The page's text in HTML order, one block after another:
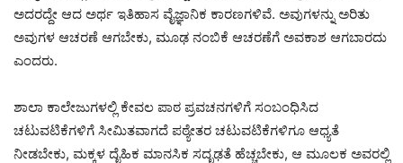
ಅದರದ್ದೇ ಆದ ಅರ್ಥ ಇತಿಹಾಸ ವೈಜ್ಞಾನಿಕ ಕಾರಣಗಳಿವೆ. ಅವುಗಳನ್ನು ಅರಿತು
ಅವುಗಳ ಆಚರಣೆ ಆಗಬೇಕು, ಮೂಢ ನಂಬಿಕೆ ಆಚರಣೆಗೆ ಅವಕಾಶ ಆಗಬಾರದು
ಎಂದರು.
ಶಾಲಾ ಕಾಲೇಜುಗಳಲ್ಲಿ ಕೇವಲ ಪಾಠ ಪ್ರವಚನಗಳಿಗೆ ಸಂಬಂಧಿಸಿದ
ಚಟುವಟಿಕೆಗಳಿಗೆ ಸೀಮಿತವಾಗದೆ ಪಠ್ಯೇತರ ಚಟುವಟಿಕೆಗಳಿಗೂ ಆಧ್ಯತೆ
ನೀಡಬೇಕು, ಮಕ್ಕಳ ದೈಹಿಕ ಮಾನಸಿಕ ಸದೃಢತೆ ಹೆಚ್ಚಬೇಕು, ಆ ಮೂಲಕ ಅವರಲ್ಲಿ